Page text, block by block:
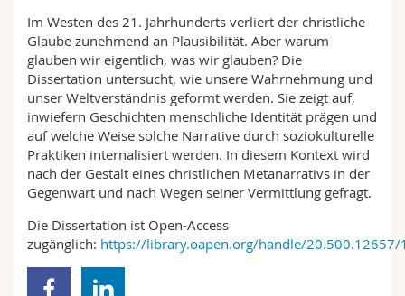
Im Westen des 21. Jahrhunderts verliert der christliche
Glaube zunehmend an Plausibilität. Aber warum
glauben wir eigentlich, was wir glauben? Die
Dissertation untersucht, wie unsere Wahrnehmung und
unser Weltverständnis geformt werden. Sie zeigt auf,
inwiefern Geschichten menschliche Identität prägen und
auf welche Weise solche Narrative durch soziokulturelle
Praktiken internalisiert werden. In diesem Kontext wird
nach der Gestalt eines christlichen Metanarrativs in der
Gegenwart und nach Wegen seiner Vermittlung gefragt.
Die Dissertation ist Open-Access
zugänglich: https://library.oapen.org/handle/20.500.12657/